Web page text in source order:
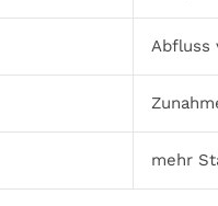
Abfluss
mehr